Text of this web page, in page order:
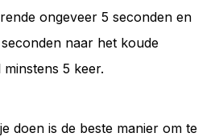
ongeveer 5 seconden en
naar het koude
5 keer.
doen is de beste manier om te